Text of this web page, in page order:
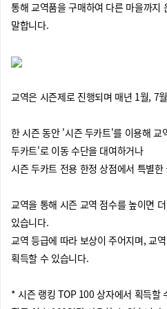
통해 교역품을 구매하여 다른 마을까지
말합니다.
교역은 시즌제로 진행되며 매년 1월, 7
한 시즌 동안 '시즌 두카트'를 이용해 교
두카트'로 이동 수단을 대여하거나
시즌 두카트 전용 한정 상점에서 특별
교역을 통해 시즌 교역 점수를 높이면
있습니다.
교역 등급에 따라 보상이 주어지며, 교
획득할 수 있습니다.
* 시즌 랭킹 TOP 100 상자에서 획득할